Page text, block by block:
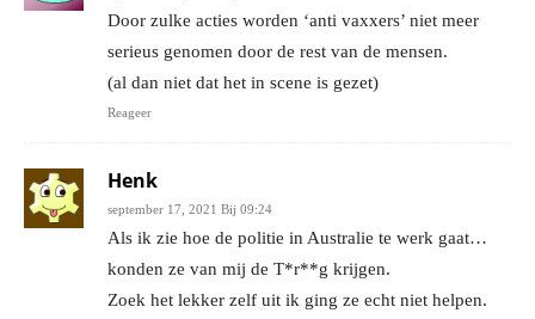
Door zulke acties worden ‘anti vaxxers’ niet meer
serieus genomen door de rest van de mensen.
(al dan niet dat het in scene is gezet)
Reageer
Henk
september 17, 2021 Bij 09:24
Als ik zie hoe de politie in Australie te werk gaat…
konden ze van mij de T*r**g krijgen.
Zoek het lekker zelf uit ik ging ze echt niet helpen.